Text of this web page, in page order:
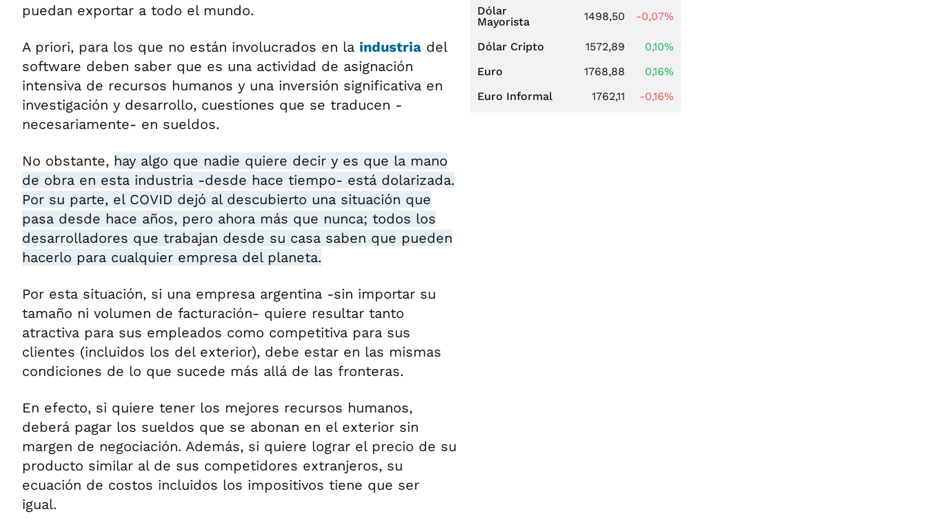
puedan exportar a todo el mundo.
A priori, para los que no están involucrados en la industria del
software deben saber que es una actividad de asignación
intensiva de recursos humanos y una inversión significativa en
investigación y desarrollo, cuestiones que se traducen -
necesariamente- en sueldos.
No obstante, hay algo que nadie quiere decir y es que la mano
de obra en esta industria -desde hace tiempo- está dolarizada.
Por su parte, el COVID dejó al descubierto una situación que
pasa desde hace años, pero ahora más que nunca; todos los
desarrolladores que trabajan desde su casa saben que pueden
hacerlo para cualquier empresa del planeta.
Por esta situación, si una empresa argentina -sin importar su
tamaño ni volumen de facturación- quiere resultar tanto
atractiva para sus empleados como competitiva para sus
clientes (incluidos los del exterior), debe estar en las mismas
condiciones de lo que sucede más allá de las fronteras.
En efecto, si quiere tener los mejores recursos humanos,
deberá pagar los sueldos que se abonan en el exterior sin
margen de negociación. Además, si quiere lograr el precio de su
producto similar al de sus competidores extranjeros, su
ecuación de costos incluidos los impositivos tiene que ser
igual.
Dólar
Mayorista
1498,50 -0,07%
Dólar Cripto 1572,89
0,10%
Euro
1768,88
0,16%
Euro Informal
1762,11 -0,16%